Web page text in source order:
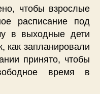
чтобы взрослые
расписание под
в выходные дети
как запланировали
принято, чтобы
время в